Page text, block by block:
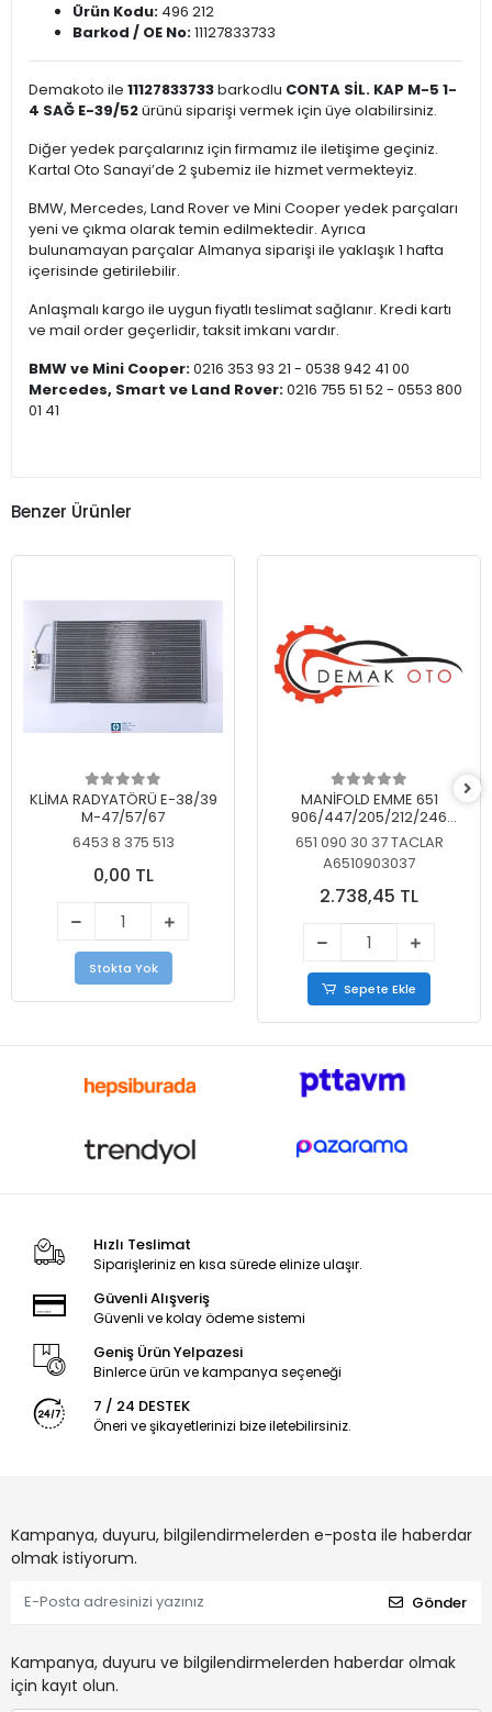
Ürün Kodu: 496 212
Barkod / OE No:11127833733
Demakoto ile 11127833733barkodlu CONTA SİL. KAP M-5 1-
4 SAĞ E-39/52ürünü siparişi vermek için üye olabilirsiniz.
Diğer yedek parçalarınız için firmamız ile iletişime geçiniz.
Kartal Oto Sanayi’de 2 şubemiz ile hizmet vermekteyiz.
BMW, Mercedes, Land Rover ve Mini Cooper yedek parçaları
yeni ve çıkma olarak temin edilmektedir. Ayrıca
bulunamayan parçalar Almanya siparişi ile yaklaşık 1 hafta
içerisinde getirilebilir.
Anlaşmalı kargo ile uygun fiyatlı teslimat sağlanır. Kredi kartı
ve mail order geçerlidir, taksit imkanı vardır.
BMW ve Mini Cooper:0216 353 93 21 - 0538 942 41 00
Mercedes, Smart ve Land Rover:0216 755 51 52 - 0553 800
01 41
Benzer Ürünler
KLİMA RADYATÖRÜ E-38/39
M-47/57/67
6453 8 375 513
0,00 TL
Stokta Yok
MANİFOLD EMME 651
906/447/205/212/246
KELEBEKSİZ
651 090 30 37 TACLAR
A6510903037
2.738,45 TL
Sepete Ekle
Hızlı Teslimat
Siparişleriniz en kısa sürede elinize ulaşır.
Güvenli Alışveriş
Güvenli ve kolay ödeme sistemi
Geniş Ürün Yelpazesi
Binlerce ürün ve kampanya seçeneği
7 / 24 DESTEK
Öneri ve şikayetlerinizi bize iletebilirsiniz.
Kampanya, duyuru, bilgilendirmelerden e-posta ile haberdar
olmak istiyorum.
Gönder
Kampanya, duyuru ve bilgilendirmelerden haberdar olmak
için kayıt olun.